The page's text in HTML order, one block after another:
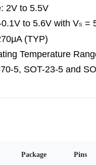
2V to 5.5V
to 5.6V with VS =
(TYP)
Temperature
5, SOT-23-5 and
Package Pins